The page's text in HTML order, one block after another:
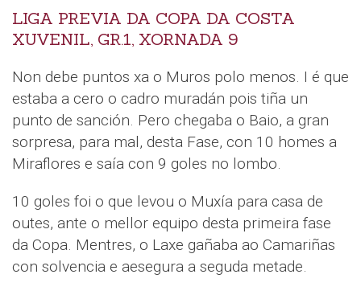
LIGA PREVIA DA COPA DA COSTA
XUVENIL, GR.1, XORNADA 9
Non debe puntos xa o Muros polo menos. I é que
estaba a cero o cadro muradán pois tiña un
punto de sanción. Pero chegaba o Baio, a gran
sorpresa, para mal, desta Fase, con 10 homes a
Miraflores e saía con 9 goles no lombo.
10 goles foi o que levou o Muxía para casa de
outes, ante o mellor equipo desta primeira fase
da Copa. Mentres, o Laxe gañaba ao Camariñas
con solvencia e aesegura a seguda metade.